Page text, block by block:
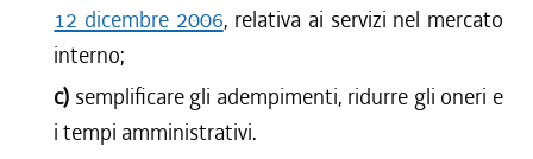
12 dicembre 2006, relativa ai servizi nel mercato
interno;
c) semplificare gli adempimenti, ridurre gli oneri e
i tempi amministrativi.